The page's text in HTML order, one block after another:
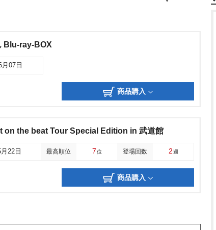
Blu-ray-BOX
07日
商品購入
on the beat Tour Special Edition in 武道館
22日 最高順位 7位 登場回数 2週
商品購入